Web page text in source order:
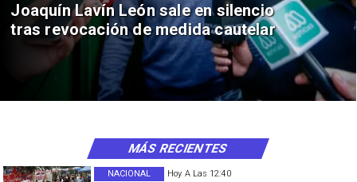
Joaquín Lavín León sale en silencio
tras revocación de medida cautelar
Hoy A Las 12:40
NACIONAL
MÁS RECIENTES